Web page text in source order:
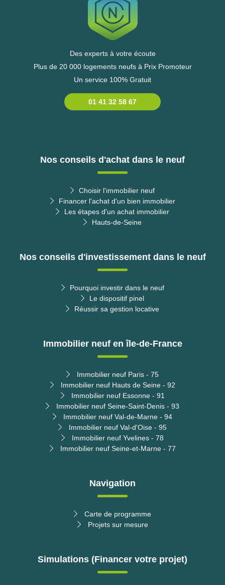
Des experts à votre écoute
Plus de 20 000 logements neufs à Prix Promoteur
Un service 100% Gratuit
01 41 32 58 67
Nos conseils d'achat dans le neuf
Choisir l'immobilier neuf
Financer l'achat d'un bien immobilier
Les étapes d'un achat immobilier
Hauts-de-Seine
Nos conseils d'investissement dans le neuf
Pourquoi investir dans le neuf
Le dispositif pinel
Réussir sa gestion locative
Immobilier neuf en île-de-France
Immobilier neuf Paris - 75
Immobilier neuf Hauts de Seine - 92
Immobilier neuf Essonne - 91
Immobilier neuf Seine-Saint-Denis - 93
Immobilier neuf Val-de-Marne - 94
Immobilier neuf Val-d'Oise - 95
Immobilier neuf Yvelines - 78
Immobilier neuf Seine-et-Marne - 77
Navigation
Carte de programme
Projets sur mesure
Simulations (Financer votre projet)